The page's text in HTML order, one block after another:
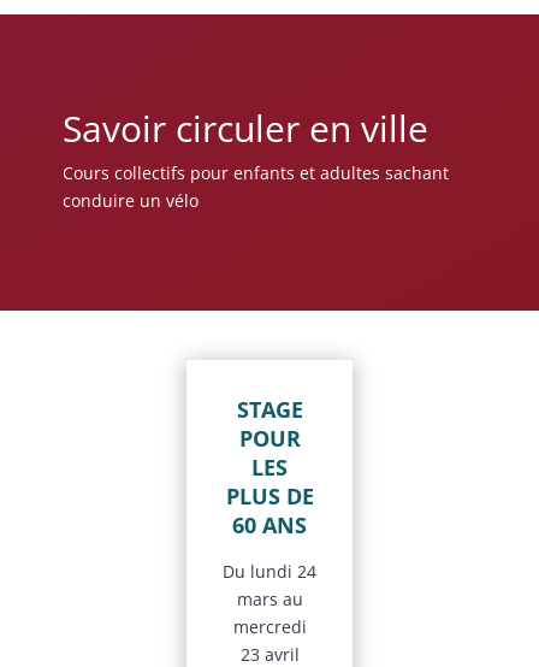
Savoir circuler en ville
Cours collectifs pour enfants et adultes sachant
conduire un vélo
STAGE
POUR
LES
PLUS DE
60 ANS
Du lundi 24
mars au
mercredi
23 avril